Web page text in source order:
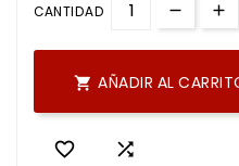
CANTIDAD
 AÑADIR AL
 